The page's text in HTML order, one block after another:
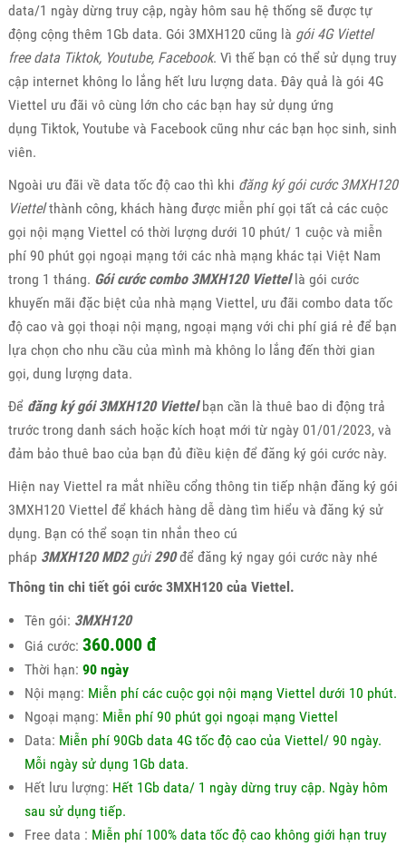
data/1 ngày dừng truy cập, ngày hôm sau hệ thống sẽ được tự
động cộng thêm 1Gb data. Gói 3MXH120 cũng là gói 4G Viettel
free data Tiktok, Youtube, Facebook. Vì thế bạn có thể sử dụng truy
cập internet không lo lắng hết lưu lượng data. Đây quả là gói 4G
Viettel ưu đãi vô cùng lớn cho các bạn hay sử dụng ứng
dụng Tiktok, Youtube và Facebook cũng như các bạn học sinh, sinh
viên.
Ngoài ưu đãi về data tốc độ cao thì khi đăng ký gói cước 3MXH120
Viettelthành công, khách hàng được miễn phí gọi tất cả các cuộc
gọi nội mạng Viettel có thời lượng dưới 10 phút/ 1 cuộc và miễn
phí 90 phút gọi ngoại mạng tới các nhà mạng khác tại Việt Nam
trong 1 tháng. Gói cước combo 3MXH120 Viettellà gói cước
khuyến mãi đặc biệt của nhà mạng Viettel, ưu đãi combo data tốc
độ cao và gọi thoại nội mạng, ngoại mạng với chi phí giá rẻ để bạn
lựa chọn cho nhu cầu của mình mà không lo lắng đến thời gian
gọi, dung lượng data.
Để đăng ký gói 3MXH120 Viettelbạn cần là thuê bao di động trả
trước trong danh sách hoặc kích hoạt mới từ ngày 01/01/2023, và
đảm bảo thuê bao của bạn đủ điều kiện để đăng ký gói cước này.
Hiện nay Viettel ra mắt nhiều cổng thông tin tiếp nhận đăng ký gói
3MXH120 Viettel để khách hàng dễ dàng tìm hiểu và đăng ký sử
dụng. Bạn có thể soạn tin nhắn theo cú
pháp 3MXH120 MD2gửi290để đăng ký ngay gói cước này nhé
Thông tin chi tiết gói cước 3MXH120 của Viettel.
Tên gói: 3MXH120
Giá cước: 360.000 đ
Thời hạn: 90 ngày
Nội mạng: Miễn phí các cuộc gọi nội mạng Viettel dưới 10 phút.
Ngoại mạng: Miễn phí 90 phút gọi ngoại mạng Viettel
Data: Miễn phí 90Gb data 4G tốc độ cao của Viettel/ 90 ngày.
Mỗi ngày sử dụng 1Gb data.
Hết lưu lượng: Hết 1Gb data/ 1 ngày dừng truy cập. Ngày hôm
sau sử dụng tiếp.
Free data : Miễn phí 100% data tốc độ cao không giới hạn truy